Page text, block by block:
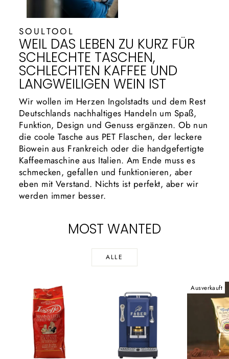
SOULTOOL
WEIL DAS LEBEN ZU KURZ FÜR
SCHLECHTE TASCHEN,
SCHLECHTEN KAFFEE UND
LANGWEILIGEN WEIN IST
Wir wollen im Herzen Ingolstadts und dem Rest
Deutschlands nachhaltiges Handeln um Spaß,
Funktion, Design und Genuss ergänzen. Ob nun
die coole Tasche aus PET Flaschen, der leckere
Biowein aus Frankreich oder die handgefertigte
Kaffeemaschine aus Italien. Am Ende muss es
schmecken, gefallen und funktionieren, aber
eben mit Verstand. Nichts ist perfekt, aber wir
werden immer besser.
MOST WANTED
ALLE
Ausverkauft